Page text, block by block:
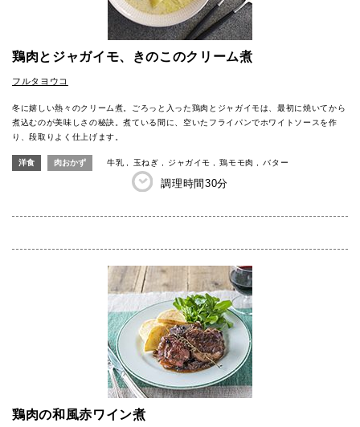
鶏肉とジャガイモ、きのこのクリーム煮
フルタヨウコ
冬に嬉しい熱々のクリーム煮。ごろっと入った鶏肉とジャガイモは、最初に焼いてから
煮込むのが美味しさの秘訣。煮ている間に、空いたフライパンでホワイトソースを作
り、段取りよく仕上げます。
洋食 肉おかず 牛乳 玉ねぎ ジャガイモ 鶏モモ肉 バター
調理時間30分
鶏肉の和風赤ワイン煮